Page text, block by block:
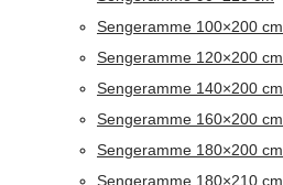
Sengeramme 100×200 cm
Sengeramme 120×200 cm
Sengeramme 140×200 cm
Sengeramme 160×200 cm
Sengeramme 180×200 cm
Sengeramme 180×210 cm